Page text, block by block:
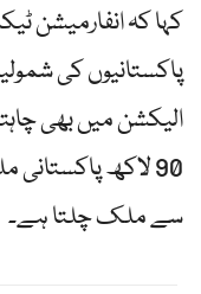
کہا کہ انفارمیشن
پاکستانیوں کی
الیکشن میں بھی
90 لاکھ
سے ملک چلتا ہے۔